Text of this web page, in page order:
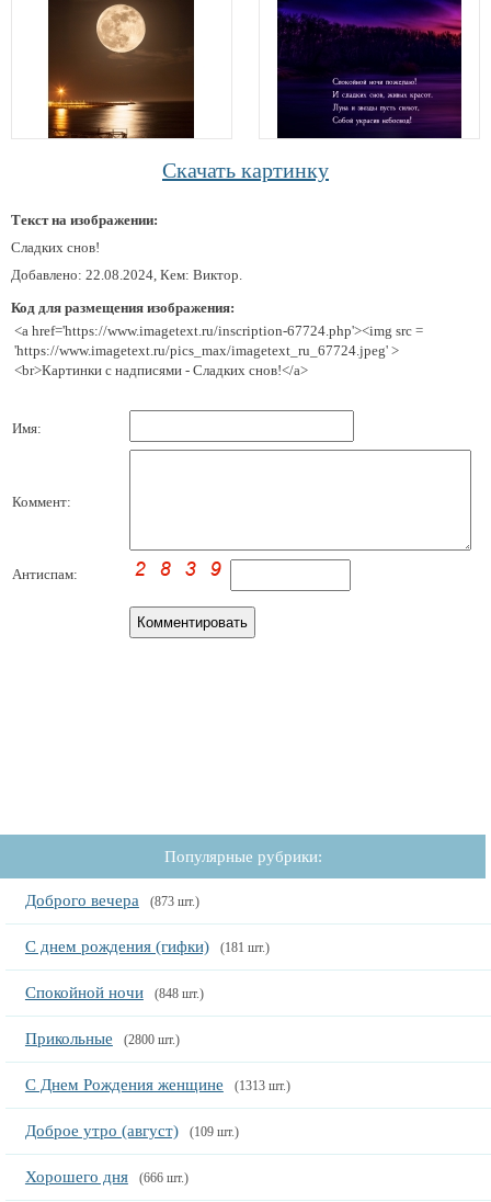
Скачать картинку
Текст на изображении:
Сладких снов!
Добавлено: 22.08.2024, Кем: Виктор.
Код для размещения изображения:
<a href='https://www.imagetext.ru/inscription-67724.php'><img src =
'https://www.imagetext.ru/pics_max/imagetext_ru_67724.jpeg' >
<br>Картинки с надписями - Сладких снов!</a>
Имя:
Коммент:
Антиспам:
Популярные рубрики:
Доброго вечера (873 шт.)
С днем рождения (гифки) (181 шт.)
Спокойной ночи (848 шт.)
Прикольные (2800 шт.)
С Днем Рождения женщине (1313 шт.)
Доброе утро (август) (109 шт.)
Хорошего дня (666 шт.)